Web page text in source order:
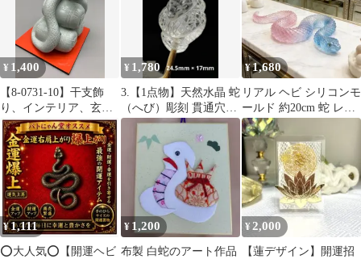
¥ 1,400
【8-0731-10】干支飾
り、インテリア、玄関
飾り 蛇
¥ 1,780
3.【1点物】天然水晶 蛇
（へび）彫刻 貫通穴あ
り ハンドメイド 縁起物
¥1,680
リアル ヘビ シリコンモ
ールド 約20cm 蛇 レジ
ン 立体
¥ 1,111
⭕️大人気⭕️【開運ヘビ
¥ 1,200
布製 白蛇のアート作品
¥2,000
【蓮デザイン】開運招